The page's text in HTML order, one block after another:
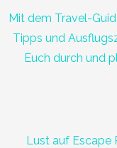
Mit dem Travel-
Tipps und
Euch durch und
Lust auf Escape